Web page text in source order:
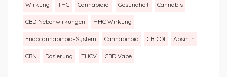
Wirkung THC Cannabidiol Gesundheit Cannabis
CBD Nebenwirkungen HHC Wirkung
Endocannabinoid-System Cannabinoid CBD Öl Absinth
CBN Dosierung THCV CBD Vape